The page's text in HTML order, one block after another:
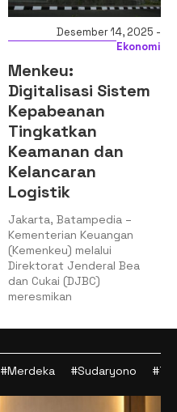
Desember 14, 2025 -
Ekonomi
Menkeu:
Digitalisasi Sistem
Kepabeanan
Tingkatkan
Keamanan dan
Kelancaran
Logistik
Jakarta, Batampedia –
Kementerian Keuangan
(Kemenkeu) melalui
Direktorat Jenderal Bea
dan Cukai (DJBC)
meresmikan
#Merdeka #Sudaryono